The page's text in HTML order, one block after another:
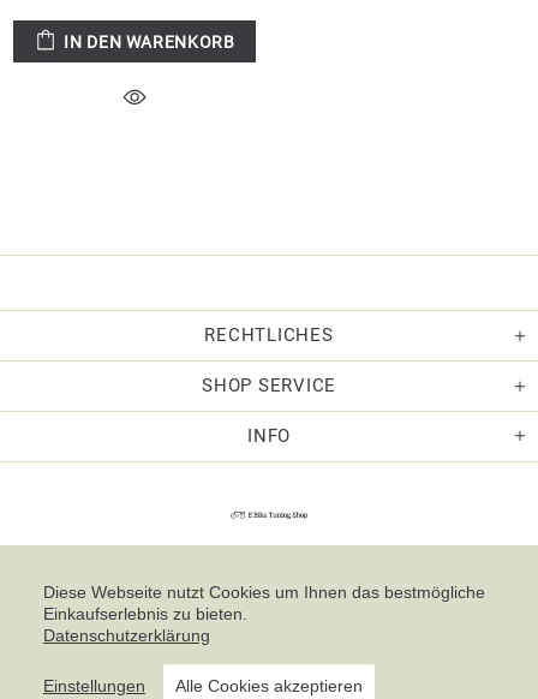
IN DEN WARENKORB
RECHTLICHES
SHOP SERVICE
INFO
Diese Webseite nutzt Cookies um Ihnen das bestmögliche
Einkaufserlebnis zu bieten.
Datenschutzerklärung
Einstellungen Alle Cookies akzeptieren